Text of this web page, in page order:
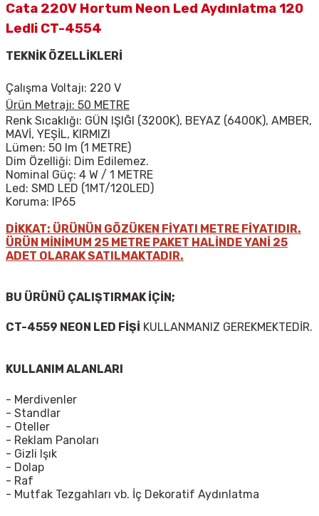
Cata 220V Hortum Neon Led Aydınlatma 120
Ledli CT-4554
TEKNİK ÖZELLİKLERİ
Çalışma Voltajı: 220 V
Ürün Metrajı: 50 METRE
Renk Sıcaklığı: GÜN IŞIĞI (3200K), BEYAZ (6400K), AMBER,
MAVİ, YEŞİL, KIRMIZI
Lümen: 50 lm (1 METRE)
Dim Özelliği: Dim Edilemez.
Nominal Güç: 4 W / 1 METRE
Led: SMD LED (1MT/120LED)
Koruma: IP65
DİKKAT: ÜRÜNÜN GÖZÜKEN FİYATI METRE FİYATIDIR.
ÜRÜN MİNİMUM 25 METRE PAKET HALİNDE YANİ 25
ADET OLARAK SATILMAKTADIR.
BU ÜRÜNÜ ÇALIŞTIRMAK İÇİN;
CT-4559 NEON LED FİŞİ KULLANMANIZ GEREKMEKTEDİR.
KULLANIM ALANLARI
- Merdivenler
- Standlar
- Oteller
- Reklam Panoları
- Gizli Işık
- Dolap
- Raf
- Mutfak Tezgahları vb. İç Dekoratif Aydınlatma